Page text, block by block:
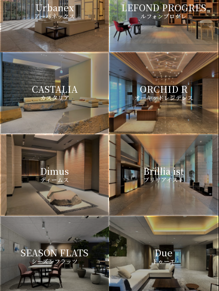
Urbanex
アーバネックス
LEFOND PROGRES
ルフォンプログレ
CASTALIA
カスタリア
ORCHID R
オーキッドレジデンス
Dimus
ディームス
Brillia ist
ブリリアイスト
SEASON FLATS
シーズンフラッツ
Due
ドゥーエ